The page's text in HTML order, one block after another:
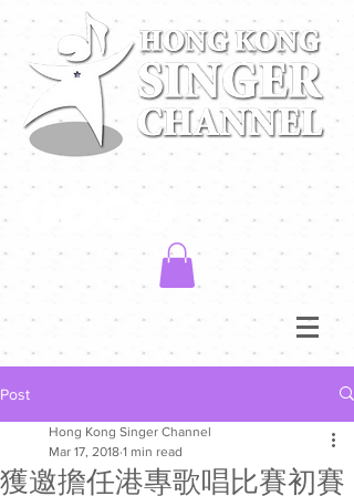
Post
獲邀擔任港專歌唱比賽初賽
Hong Kong Singer Channel
Mar 17, 2018 1 min read